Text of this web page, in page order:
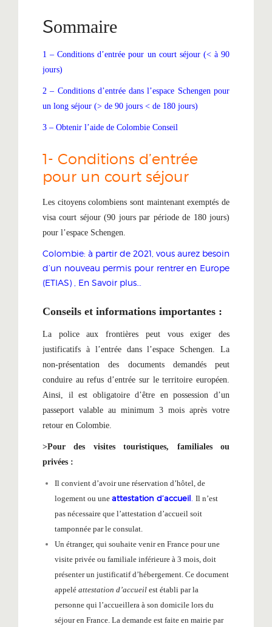
Sommaire
1 – Conditions d’entrée pour un court séjour (< à 90
jours)
2 – Conditions d’entrée dans l’espace Schengen pour
un long séjour (> de 90 jours < de 180 jours)
3 – Obtenir l’aide de Colombie Conseil
1- Conditions d’entrée
pour un court séjour
Les citoyens colombiens sont maintenant exemptés de
visa court séjour (90 jours par période de 180 jours)
pour l’espace Schengen.
Colombie: à partir de 2021, vous aurez besoin
d’un nouveau permis pour rentrer en Europe
(ETIAS) , En Savoir plus…
Conseils et informations importantes :
La police aux frontières peut vous exiger des
justificatifs à l’entrée dans l’espace Schengen. La
non-présentation des documents demandés peut
conduire au refus d’entrée sur le territoire européen.
Ainsi, il est obligatoire d’être en possession d’un
passeport valable au minimum 3 mois après votre
retour en Colombie.
>Pour des visites touristiques, familiales ou
privées :
Il convient d’avoir une réservation d’hôtel, de
logement ou une attestation d’accueil Il n’est
pas nécessaire que l’attestation d’accueil soit
tamponnée par le consulat.
Un étranger, qui souhaite venir en France pour une
visite privée ou familiale inférieure à 3 mois, doit
présenter un justificatif d’hébergement. Ce document
appelé attestation d’accueil est établi par la
personne qui l’accueillera à son domicile lors du
séjour en France. La demande est faite en mairie par